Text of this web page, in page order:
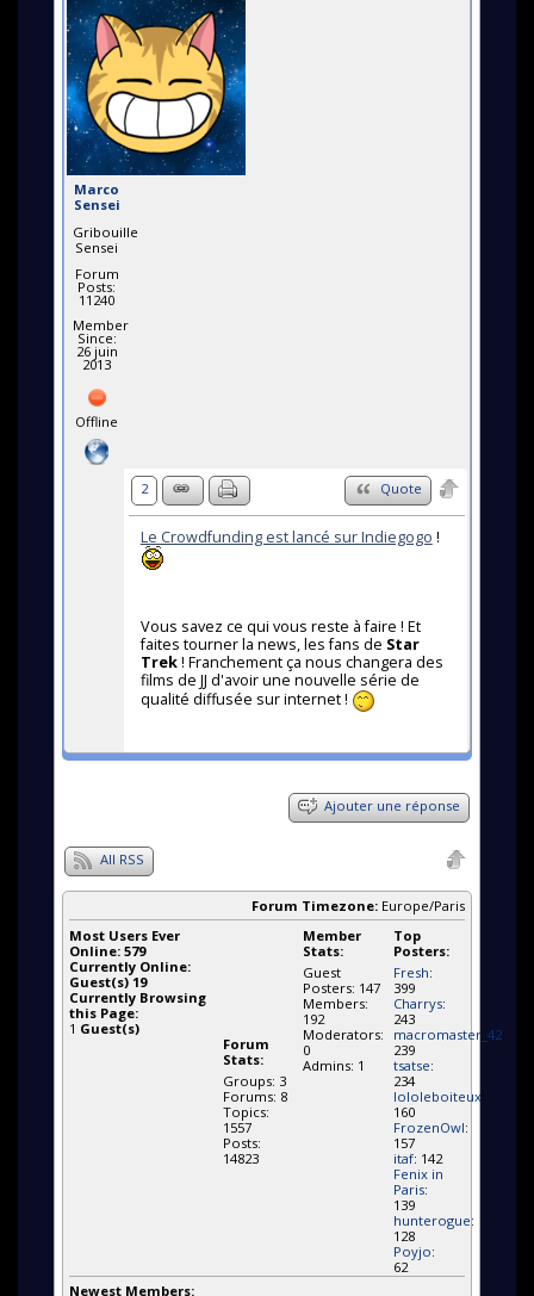
Marco
Sensei
Gribouille
Sensei
Forum
Posts:
11240
Member
Since:
26 juin
2013
Offline
2 Quote
Le Crowdfunding est lancé sur Indiegogo !
Vous savez ce qui vous reste à faire ! Et
faites tourner la news, les fans de Star
Trek! Franchement ça nous changera des
films de JJ d'avoir une nouvelle série de
qualité diffusée sur internet !
Ajouter une réponse
All RSS
Forum Timezone: Europe/Paris
Most Users Ever
Online: 579
Currently Online:
Guest(s) 19
Currently Browsing
this Page:
1 Guest(s)
Top
Posters:
Fresh:
399
Charrys:
243
macromaster_42:
239
tsatse:
234
lololeboiteux:
160
FrozenOwl:
157
itaf: 142
Fenix in
Paris:
139
hunterogue:
128
Poyjo:
62
Member
Stats:
Guest
Posters: 147
Members:
192
Moderators:
0
Admins: 1
Forum
Stats:
Groups: 3
Forums: 8
Topics:
1557
Posts:
14823
Newest Members: